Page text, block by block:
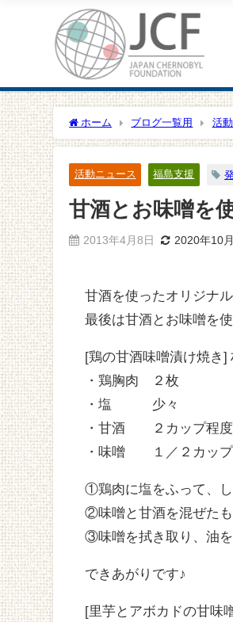
ホーム ブログ一覧用 活
活動ニュース 福島支援
甘酒とお味噌を
2013年4月8日 2020年10
甘酒を使ったオリジナ
最後は甘酒とお味噌を
[鶏の甘酒味噌漬け焼き]
・鶏胸肉 ２枚
・塩 少々
・甘酒 ２カップ程度
・味噌 １／２カップ
①鶏肉に塩をふって、し
②味噌と甘酒を混ぜた
③味噌を拭き取り、油を
できあがりです♪
[里芋とアボカドの甘味